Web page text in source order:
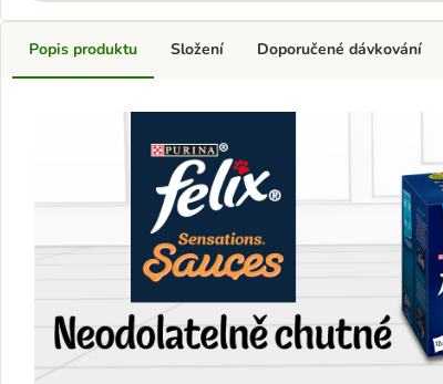
Popis produktu Složení Doporučené dávkování